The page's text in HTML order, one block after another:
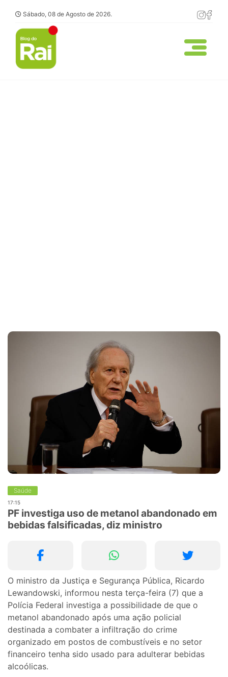
Sábado, 08 de Agosto de 2026.
Saúde
17:15
PF investiga uso de metanol abandonado em
bebidas falsificadas, diz ministro
O ministro da Justiça e Segurança Pública, Ricardo
Lewandowski, informou nesta terça-feira (7) que a
Polícia Federal investiga a possibilidade de que o
metanol abandonado após uma ação policial
destinada a combater a infiltração do crime
organizado em postos de combustíveis e no setor
financeiro tenha sido usado para adulterar bebidas
alcoólicas.